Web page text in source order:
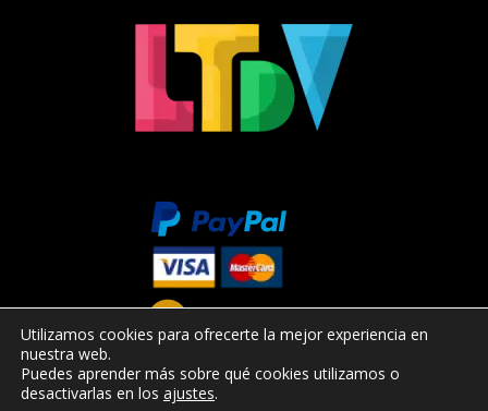
Utilizamos cookies para ofrecerte la mejor experiencia en
nuestra web.
Puedes aprender más sobre qué cookies utilizamos o
desactivarlas en los ajustes.